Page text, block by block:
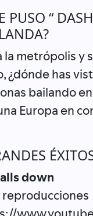
PUSO “
la metrópolis y
¿dónde has
bailando
Europa en
down
reproducciones